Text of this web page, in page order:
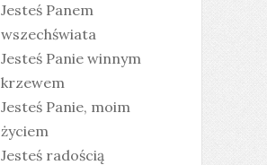
Jesteś Panem
wszechświata
Jesteś Panie winnym
krzewem
Jesteś Panie, moim
życiem
Jesteś radością